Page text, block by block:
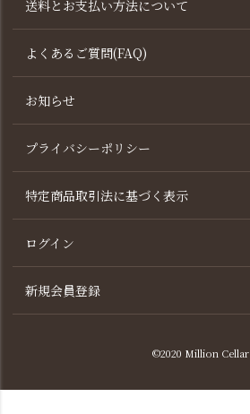
送料とお支払い方法について
よくあるご質問(FAQ)
お知らせ
プライバシーポリシー
特定商品取引法に基づく表示
ログイン
新規会員登録
©2020 Million Cellar